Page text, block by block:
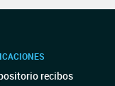
recibos